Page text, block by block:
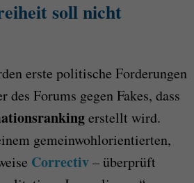
soll nicht
erste politische Forderungen
Forums gegen Fakes, dass
erstellt wird.
gemeinwohlorientierten,
Correctiv– überprüft